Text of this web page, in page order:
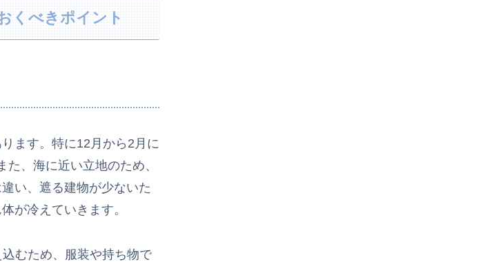
くべきポイント
ます。特に12月から2月に
、海に近い立地のため、
い、遮る建物が少ないた
が冷えていきます。
むため、服装や持ち物で